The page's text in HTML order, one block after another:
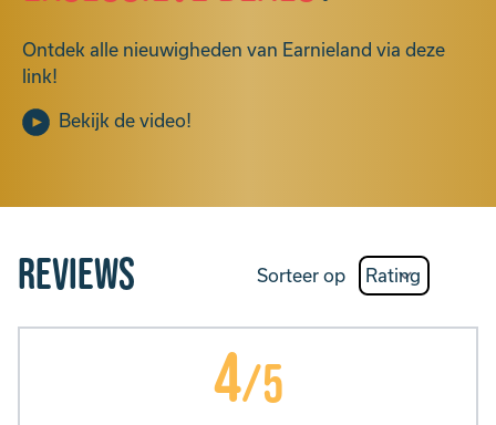
Ontdek alle nieuwigheden van Earnieland via deze
link!
Bekijk de video!
Reviews Sorteer op
4/5